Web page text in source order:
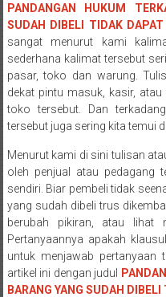
Hukum
/
Konsultan
Hukum
Pajak/
Mediator/
Mediasi/
Yogyakarta/Bantul/Sleman/
Kidul/Wonosari/Wates/
Yogyakarta/Jogja/
kalten/Solo/
Purwakarta,
Sukoharjo/
Semarang/
Batang/Brebes/
PANDANGAN HUKUM
SUDAH DIBELI TIDAK DAPAT
sangat menurut kami
sederhana kalimat tersebut
pasar, toko dan warung.
dekat pintu masuk, kasir,
toko tersebut. Dan
tersebut juga sering kita temui
Menurut kami di sini tulisan
oleh penjual atau pedagang
sendiri. Biar pembeli tidak
yang sudah dibeli trus
berubah pikiran, atau lihat
Pertanyaannya apakah
untuk menjawab pertanyaan
artikel ini dengan judul
BARANG YANG SUDAH